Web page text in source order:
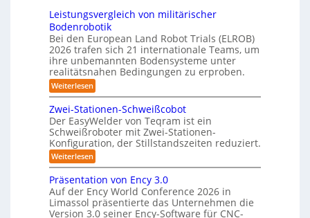
r
6
m
3
D
-
S
t
e
r
e
o
-
K
a
m
e
r
a
u
t
t
l
e
-
S
y
s
t
e
m
f
ü
r
Leistungsvergleich von militärischer
Bodenrobotik
Bei den European Land Robot Trials (ELROB)
2026 trafen sich 21 internationale Teams, um
ihre unbemannten Bodensysteme unter
realitätsnahen Bedingungen zu erproben.
Weiterlesen:
L
e
i
s
t
u
n
g
v
e
r
g
Zwei-Stationen-Schweißcobot
Der EasyWelder von Teqram ist ein
Schweißroboter mit Zwei-Stationen-
Konfiguration, der Stillstandszeiten reduziert.
Weiterlesen:
Z
w
e
i
-
S
Präsentation von Ency 3.0
Auf der Ency World Conference 2026 in
Limassol präsentierte das Unternehmen die
Version 3.0 seiner Ency-Software für CNC-